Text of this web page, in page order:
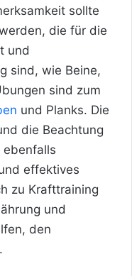
sollte
die für die
und
sind, wie Beine,
sind zum
und Planks. Die
die Beachtung
ebenfalls
effektives
zu Krafttraining
und
den